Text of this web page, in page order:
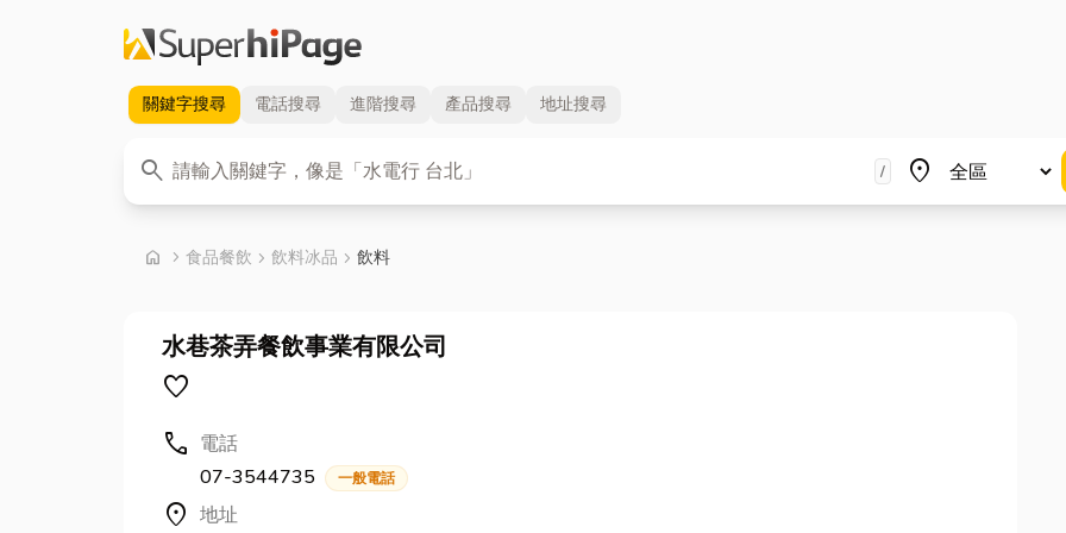
關鍵字搜尋 電話搜尋 進階搜尋 產品搜尋 地址搜尋
search
關鍵字 / place
地區
home chevron_right 首頁
食品餐飲 chevron_right 飲料冰品 chevron_right 飲料
水巷茶弄餐飲事業有限公司
favorite
call 電話
07-3544735
一般電話
location_on 地址